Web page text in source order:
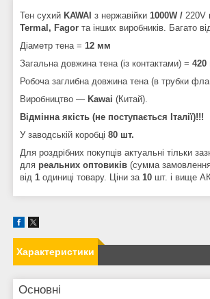
Тен сухий KAWAI з нержавійки 1000W / 220V
Termal, Fagor та інших виробників. Багато
Діаметр тена = 12 мм
Загальна довжина тена (із контактами) =
Робоча заглибна довжина тена (в трубки
Виробництво — Kawai (Китай).
Відмінна якість (не поступається Італії)!!!
У заводській коробці 80 шт.
Для роздрібних покупців актуальні тільки
для реальних оптовиків (сумма
від 1 одиниці товару. Ціни за 10 шт. і вище
Характеристики
Основні